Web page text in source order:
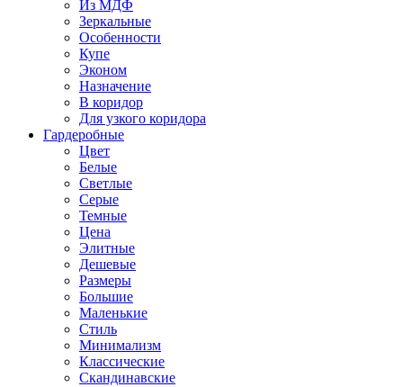
Из МДФ
Зеркальные
Особенности
Купе
Эконом
Назначение
В коридор
Для узкого коридора
Гардеробные
Цвет
Белые
Светлые
Серые
Темные
Цена
Элитные
Дешевые
Размеры
Большие
Маленькие
Стиль
Минимализм
Классические
Скандинавские